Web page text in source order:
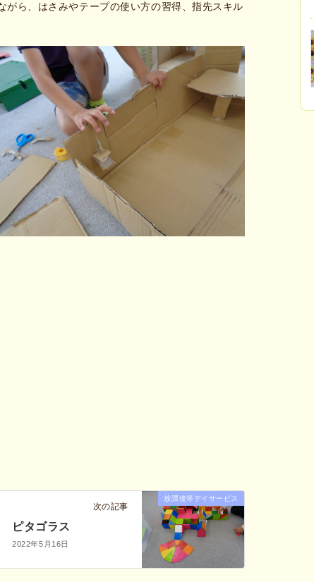
ら、はさみやテープの使い方の習得、指先スキル
放課後等デイサービス
次の記事
ピタゴラス
2022年5月16日